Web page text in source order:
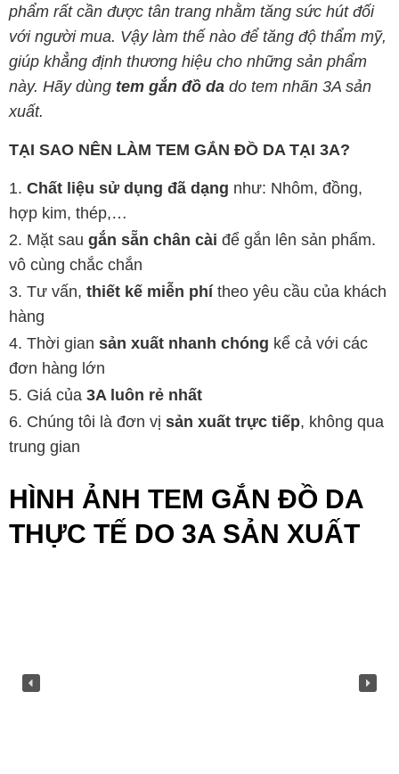
phẩm rất cần được tân trang nhằm tăng sức hút đối
với người mua. Vậy làm thế nào để tăng độ thẩm mỹ,
giúp khẳng định thương hiệu cho những sản phẩm
này. Hãy dùng tem gắn đồ da do tem nhãn 3A sản
xuất.
TẠI SAO NÊN LÀM TEM GẮN ĐỒ DA TẠI 3A?
Chất liệu sử dụng đã dạng như: Nhôm, đồng,
hợp kim, thép,…
Mặt sau gắn sẵn chân cài để gắn lên sản phẩm.
vô cùng chắc chắn
Tư vấn, thiết kế miễn phítheo yêu cầu của khách
hàng
Thời gian sản xuất nhanh chóng kể cả với các
đơn hàng lớn
Giá của 3A luôn rẻ nhất
Chúng tôi là đơn vị sản xuất trực tiếp, không qua
trung gian
HÌNH ẢNH TEM GẮN ĐỒ DA
THỰC TẾ DO 3A SẢN XUẤT